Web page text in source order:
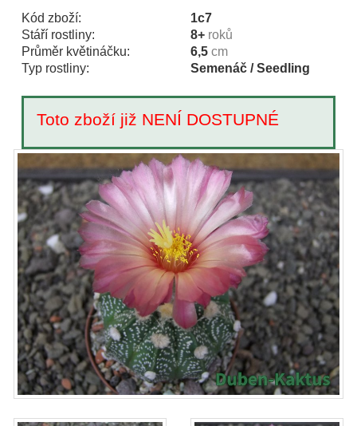
Kód zboží:
1c7
Stáří rostliny:
8+ roků
Průměr květináčku:
6,5 cm
Typ rostliny:
Semenáč / Seedling
Toto zboží již NENÍ DOSTUPNÉ